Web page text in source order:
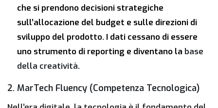
che si prendono decisioni strategiche
sull’allocazione del budget e sulle direzioni di
sviluppo del prodotto. I dati cessano di essere
uno strumento di reporting e diventano la base
della creatività.
2. MarTech Fluency (Competenza Tecnologica)